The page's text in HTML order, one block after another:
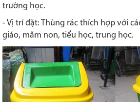
trường học.
- Vị trí đặt: Thùng rác thích hợp với
giáo, mầm non, tiểu học, trung học.